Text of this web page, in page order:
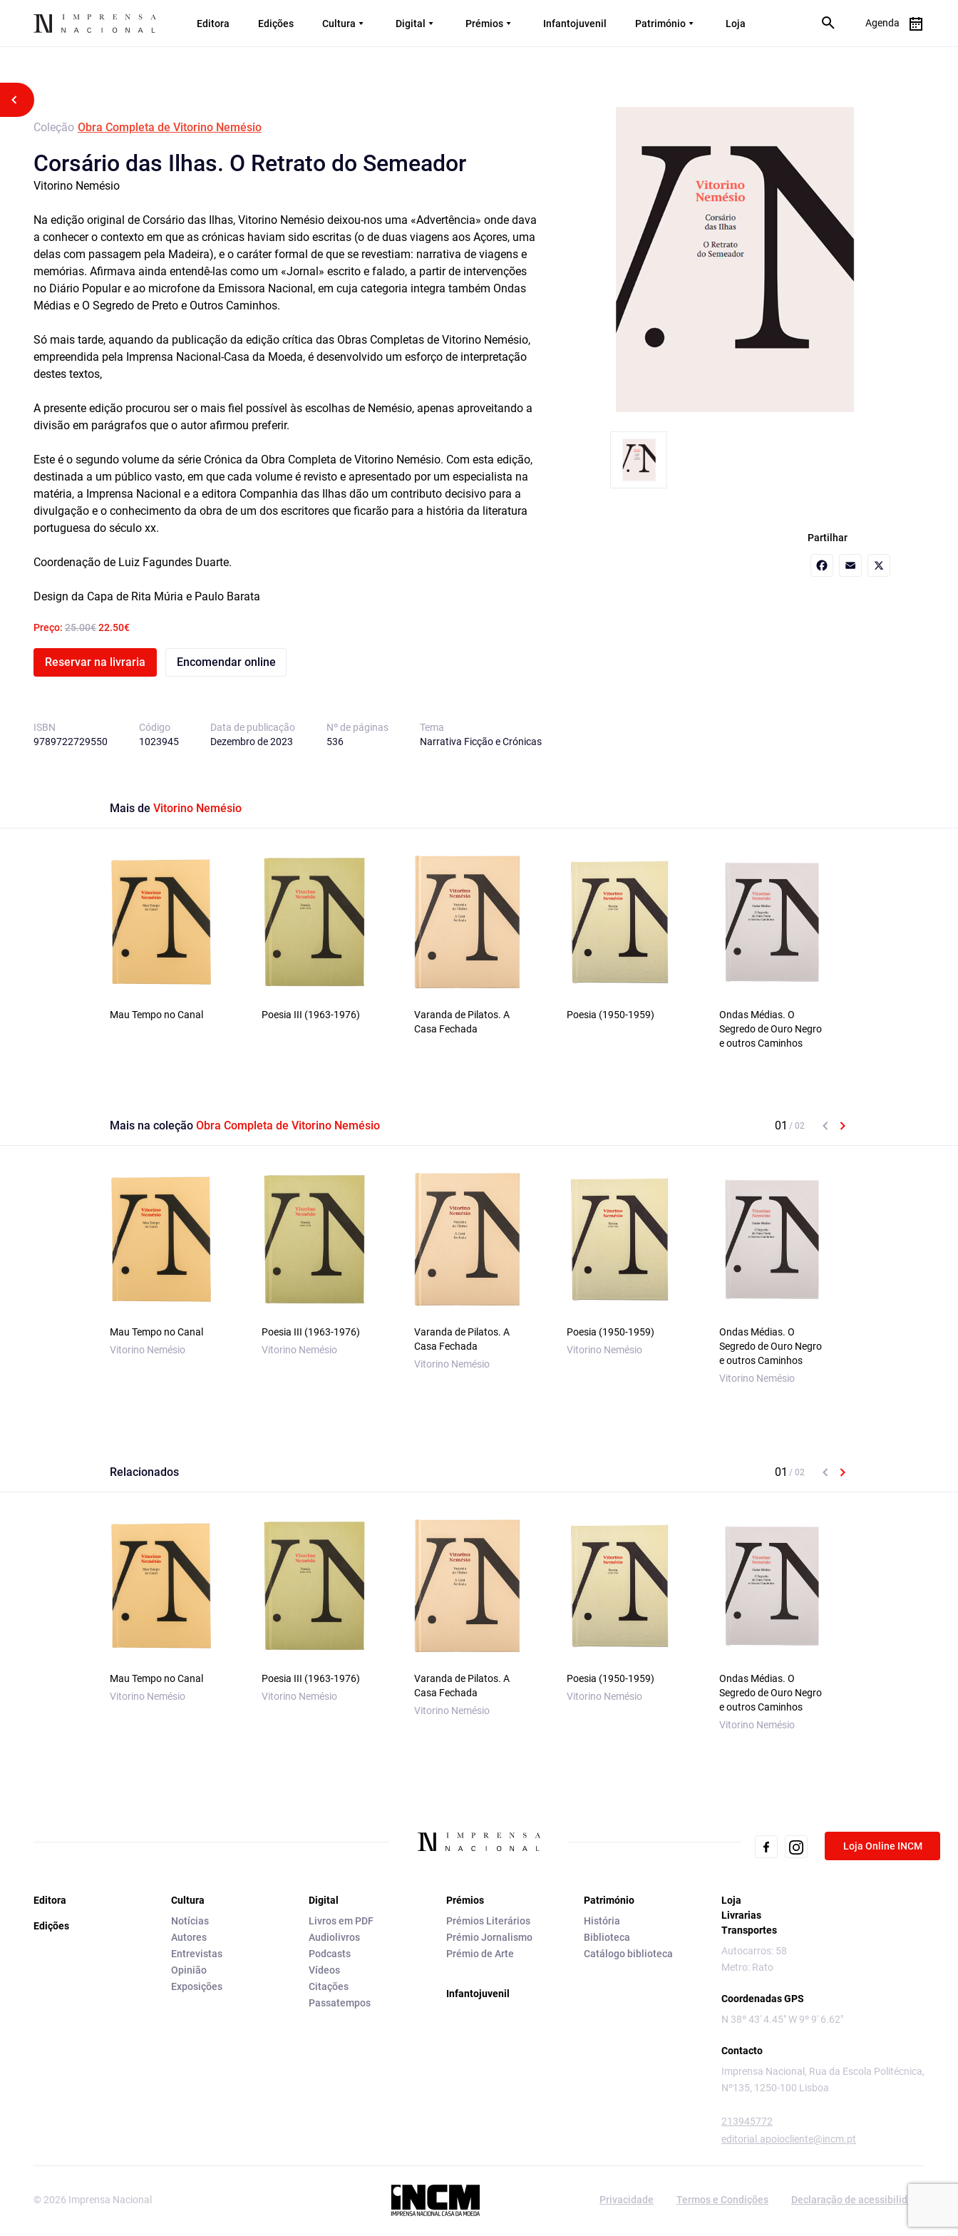
Editora Edições Cultura Digital Prémios Infantojuvenil Património Loja Agenda
Voltar atrás
Coleção Obra Completa de Vitorino Nemésio
Corsário das Ilhas. O Retrato do Semeador
Vitorino Nemésio
Na edição original de Corsário das Ilhas, Vitorino Nemésio deixou-nos uma «Advertência» onde dava
a conhecer o contexto em que as crónicas haviam sido escritas (o de duas viagens aos Açores, uma
delas com passagem pela Madeira), e o caráter formal de que se revestiam: narrativa de viagens e
memórias. Afirmava ainda entendê-las como um «Jornal» escrito e falado, a partir de intervenções
no Diário Popular e ao microfone da Emissora Nacional, em cuja categoria integra também Ondas
Médias e O Segredo de Preto e Outros Caminhos.
Só mais tarde, aquando da publicação da edição crítica das Obras Completas de Vitorino Nemésio,
empreendida pela Imprensa Nacional-Casa da Moeda, é desenvolvido um esforço de interpretação
destes textos,
A presente edição procurou ser o mais fiel possível às escolhas de Nemésio, apenas aproveitando a
divisão em parágrafos que o autor afirmou preferir.
Este é o segundo volume da série Crónica da Obra Completa de Vitorino Nemésio. Com esta edição,
destinada a um público vasto, em que cada volume é revisto e apresentado por um especialista na
matéria, a Imprensa Nacional e a editora Companhia das Ilhas dão um contributo decisivo para a
divulgação e o conhecimento da obra de um dos escritores que ficarão para a história da literatura
portuguesa do século xx.
Coordenação de Luiz Fagundes Duarte.
Design da Capa de Rita Múria e Paulo Barata
Preço: 25.00€22.50€
Reservar na livraria Encomendar online
Partilhar
ISBN
9789722729550
Código
1023945
Data de publicação
Dezembro de 2023
Nº de páginas
536
Tema
Narrativa Ficção e Crónicas
Mais de Vitorino Nemésio
Mau Tempo no Canal Poesia III (1963-1976)
Varanda de Pilatos. A
Casa Fechada
Poesia (1950-1959)
Ondas Médias. O
Segredo de Ouro Negro
e outros Caminhos
Mais na coleção Obra Completa de Vitorino Nemésio
Mau Tempo no Canal
Vitorino Nemésio
Poesia III (1963-1976)
Vitorino Nemésio
Varanda de Pilatos. A
Casa Fechada
Vitorino Nemésio
Poesia (1950-1959)
Vitorino Nemésio
Ondas Médias. O
Segredo de Ouro Negro
e outros Caminhos
Vitorino Nemésio
Relacionados
Mau Tempo no Canal
Vitorino Nemésio
Poesia III (1963-1976)
Vitorino Nemésio
Varanda de Pilatos. A
Casa Fechada
Vitorino Nemésio
Poesia (1950-1959)
Vitorino Nemésio
Ondas Médias. O
Segredo de Ouro Negro
e outros Caminhos
Vitorino Nemésio
Loja Online INCM
Editora
Edições
Cultura
Notícias
Autores
Entrevistas
Opinião
Exposições
Digital
Livros em PDF
Audiolivros
Podcasts
Vídeos
Citações
Passatempos
Prémios
Prémios Literários
Prémio Jornalismo
Prémio de Arte
Infantojuvenil
Património
História
Biblioteca
Catálogo biblioteca
Loja
Livrarias
Transportes
Autocarros: 58
Metro: Rato
Coordenadas GPS
N 38º 43' 4.45" W 9º 9' 6.62"
Contacto
Imprensa Nacional, Rua da Escola Politécnica,
Nº135, 1250-100 Lisboa
213945772
editorial.apoiocliente@incm.pt
© 2026 Imprensa Nacional Privacidade Termos e Condições Declaração de acessibilidade